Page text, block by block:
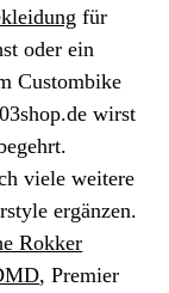
für
oder ein
Custombike
wirst
viele weitere
ergänzen.
Rokker
, Premier